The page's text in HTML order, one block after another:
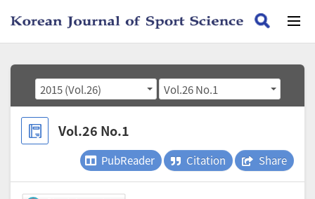
2015 (Vol.26) Vol.26 No.1
Vol.26 No.1
PubReader Citation Share